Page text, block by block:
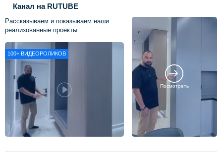
Канал на RUTUBE
Рассказываем и показываем наши
реализованные проекты
100+ ВИДЕОРОЛИКОВ
Посмотреть